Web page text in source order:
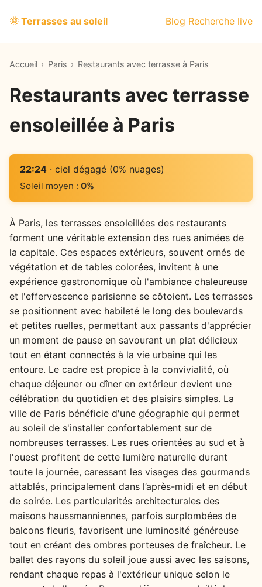
🌞 Terrasses au soleil Blog Recherche live
Accueil › Paris › Restaurants avec terrasse à Paris
Restaurants avec terrasse
ensoleillée à Paris
22:24· ciel dégagé (0% nuages)
Soleil moyen : 0%
À Paris, les terrasses ensoleillées des restaurants
forment une véritable extension des rues animées de
la capitale. Ces espaces extérieurs, souvent ornés de
végétation et de tables colorées, invitent à une
expérience gastronomique où l'ambiance chaleureuse
et l'effervescence parisienne se côtoient. Les terrasses
se positionnent avec habileté le long des boulevards
et petites ruelles, permettant aux passants d'apprécier
un moment de pause en savourant un plat délicieux
tout en étant connectés à la vie urbaine qui les
entoure. Le cadre est propice à la convivialité, où
chaque déjeuner ou dîner en extérieur devient une
célébration du quotidien et des plaisirs simples. La
ville de Paris bénéficie d'une géographie qui permet
au soleil de s'installer confortablement sur de
nombreuses terrasses. Les rues orientées au sud et à
l'ouest profitent de cette lumière naturelle durant
toute la journée, caressant les visages des gourmands
attablés, principalement dans l’après-midi et en début
de soirée. Les particularités architecturales des
maisons haussmanniennes, parfois surplombées de
balcons fleuris, favorisent une luminosité généreuse
tout en créant des ombres porteuses de fraîcheur. Le
ballet des rayons du soleil joue aussi avec les saisons,
rendant chaque repas à l'extérieur unique selon le